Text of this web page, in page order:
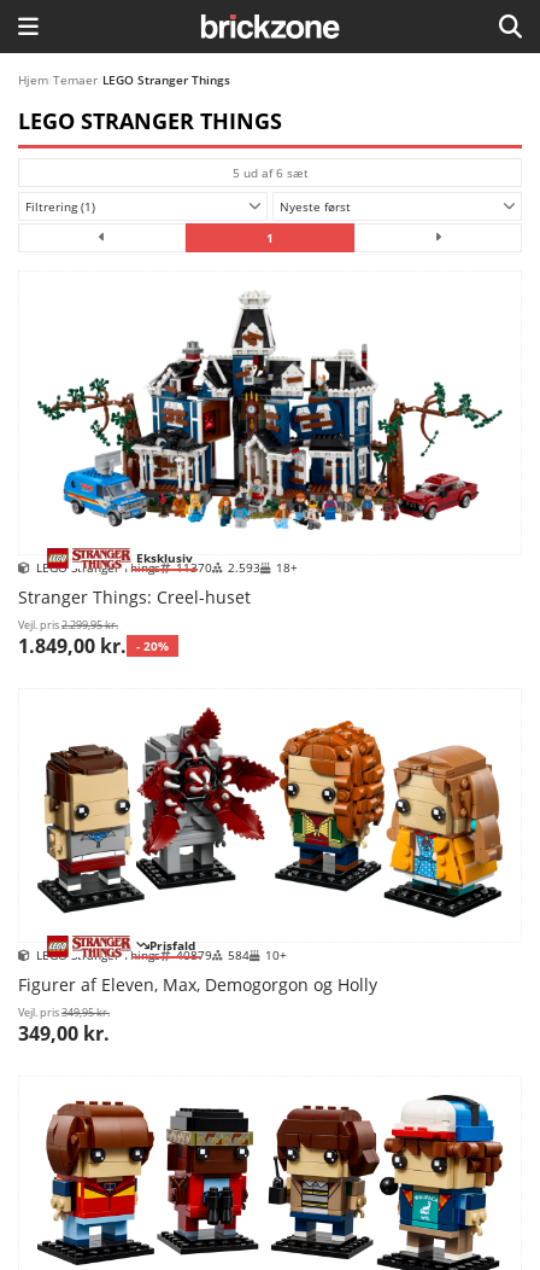
HJEM
TEMAER
LEGO FAVORITTER
Hjem Temaer LEGO Stranger Things
LEGO STRANGER THINGS
1
5 ud af 6 sæt
Filtrering (1)
Nyeste først
Eksklusiv
LEGO Stranger Things 11370 2.593 18+
Stranger Things: Creel-huset
Vejl. pris2.299,95 kr.
1.849,00 kr. - 20%
Prisfald
LEGO Stranger Things 40879 584 10+
Figurer af Eleven, Max, Demogorgon og Holly
Vejl. pris349,95 kr.
349,00 kr.